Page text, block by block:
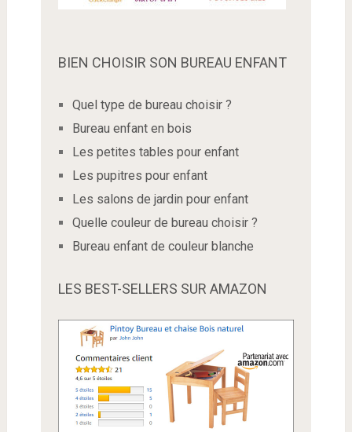
BIEN CHOISIR SON BUREAU ENFANT
Quel type de bureau choisir ?
Bureau enfant en bois
Les petites tables pour enfant
Les pupitres pour enfant
Les salons de jardin pour enfant
Quelle couleur de bureau choisir ?
Bureau enfant de couleur blanche
LES BEST-SELLERS SUR AMAZON